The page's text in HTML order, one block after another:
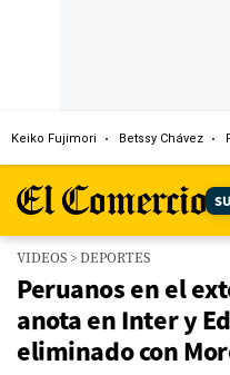
Keiko Fujimori Betssy Chávez
VIDEOS >DEPORTES
Peruanos en el
anota en Inter y
eliminado con